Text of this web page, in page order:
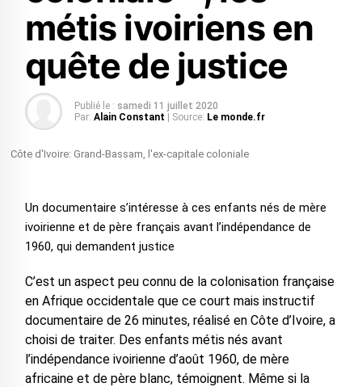
métis ivoiriens en
quête de justice
Publié le : samedi 11 juillet 2020
Par: Alain Constant | Source: Le monde.fr
Côte d'Ivoire: Grand-Bassam, l'ex-capitale coloniale
Un documentaire s’intéresse à ces enfants nés de mère
ivoirienne et de père français avant l’indépendance de
1960, qui demandent justice
C’est un aspect peu connu de la colonisation française
en Afrique occidentale que ce court mais instructif
documentaire de 26 minutes, réalisé en Côte d’Ivoire, a
choisi de traiter. Des enfants métis nés avant
l’indépendance ivoirienne d’août 1960, de mère
africaine et de père blanc, témoignent. Même si la